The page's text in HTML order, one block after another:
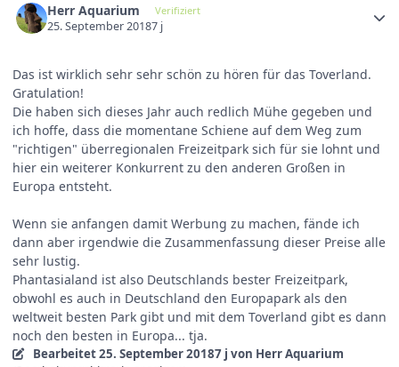
Herr Aquarium Verifiziert
25. September 20187 j
Das ist wirklich sehr sehr schön zu hören für das Toverland.
Gratulation!
Die haben sich dieses Jahr auch redlich Mühe gegeben und
ich hoffe, dass die momentane Schiene auf dem Weg zum
"richtigen" überregionalen Freizeitpark sich für sie lohnt und
hier ein weiterer Konkurrent zu den anderen Großen in
Europa entsteht.
Wenn sie anfangen damit Werbung zu machen, fände ich
dann aber irgendwie die Zusammenfassung dieser Preise alle
sehr lustig.
Phantasialand ist also Deutschlands bester Freizeitpark,
obwohl es auch in Deutschland den Europapark als den
weltweit besten Park gibt und mit dem Toverland gibt es dann
noch den besten in Europa... tja.
Bearbeitet25. September 20187 j von Herr Aquarium